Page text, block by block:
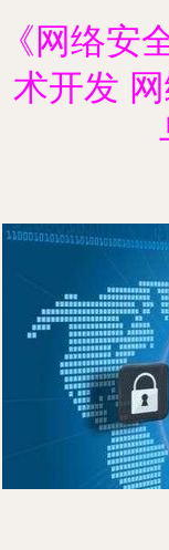
《网络安
术开发